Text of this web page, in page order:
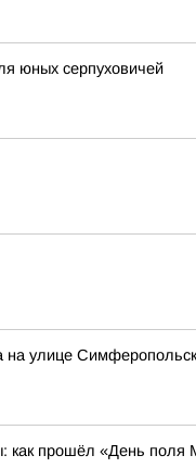
юных серпуховичей
на улице
как прошёл «День поля